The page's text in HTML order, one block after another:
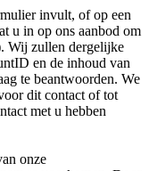
invult, of op een
u in op ons aanbod om
Wij zullen dergelijke
en de inhoud van
te beantwoorden. We
dit contact of tot
met u hebben
onze